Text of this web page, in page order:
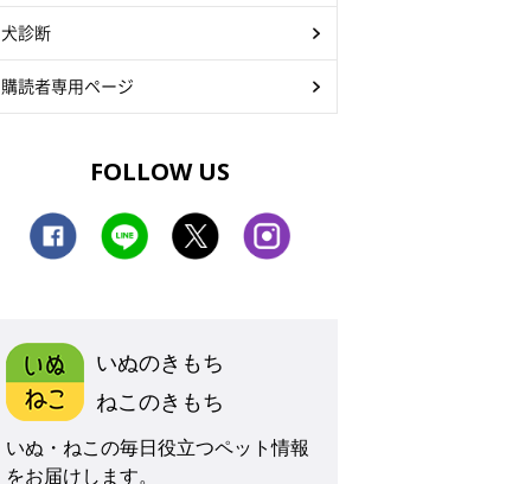
犬診断
購読者専用ページ
FOLLOW US
いぬのきもち
ねこのきもち
いぬ・ねこの毎日役立つペット情報
をお届けします。